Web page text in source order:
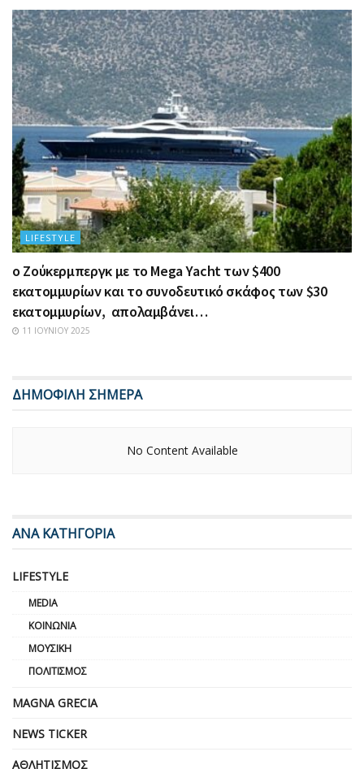
LIFESTYLE
ο Ζούκερμπεργκ με το Μega Υacht των $400
εκατομμυρίων και το συνοδευτικό σκάφος των $30
εκατομμυρίων, απολαμβάνει…
11 ΙΟΥΝΊΟΥ 2025
ΔΗΜΟΦΙΛΗ ΣΗΜΕΡΑ
No Content Available
ΑΝΑ ΚΑΤΗΓΟΡΙΑ
LIFESTYLE
MEDIA
ΚΟΙΝΩΝΊΑ
ΜΟΥΣΙΚΉ
ΠΟΛΙΤΙΣΜΌΣ
MAGNA GRECIA
NEWS TICKER
ΑΘΛΗΤΙΣΜΌΣ